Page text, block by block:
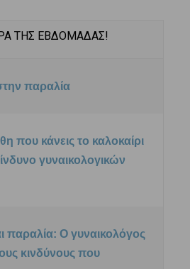
ΤΗΣ ΕΒΔΟΜΑΔΑΣ!
παραλία
που κάνεις το καλοκαίρι
γυναικολογικών
παραλία: Ο γυναικολόγος
κινδύνους που